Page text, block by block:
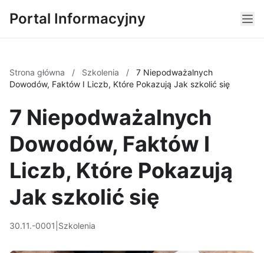
Portal Informacyjny
Strona główna / Szkolenia /
7 Niepodważalnych
Dowodów, Faktów I Liczb, Które Pokazują Jak szkolić się
7 Niepodważalnych
Dowodów, Faktów I
Liczb, Które Pokazują
Jak szkolić się
30.11.-0001 Szkolenia